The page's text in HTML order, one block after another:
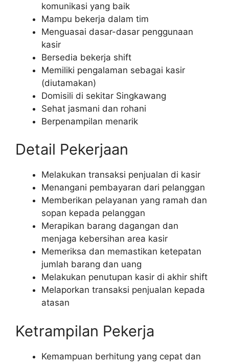
komunikasi yang baik
Mampu bekerja dalam tim
Menguasai dasar-dasar penggunaan
kasir
Bersedia bekerja shift
Memiliki pengalaman sebagai kasir
(diutamakan)
Domisili di sekitar Singkawang
Sehat jasmani dan rohani
Berpenampilan menarik
Detail Pekerjaan
Melakukan transaksi penjualan di kasir
Menangani pembayaran dari pelanggan
Memberikan pelayanan yang ramah dan
sopan kepada pelanggan
Merapikan barang dagangan dan
menjaga kebersihan area kasir
Memeriksa dan memastikan ketepatan
jumlah barang dan uang
Melakukan penutupan kasir di akhir shift
Melaporkan transaksi penjualan kepada
atasan
Ketrampilan Pekerja
Kemampuan berhitung yang cepat dan